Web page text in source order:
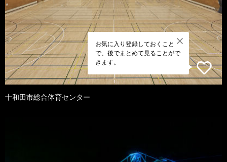
お気に入り登録しておくこと
で、後でまとめて見ることがで
きます。
十和田市総合体育センター